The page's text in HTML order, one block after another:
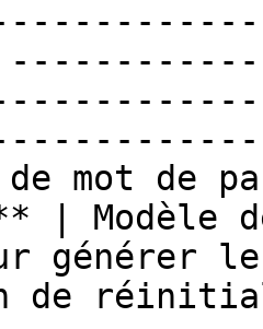
de mot de
| Modèle
générer le
de